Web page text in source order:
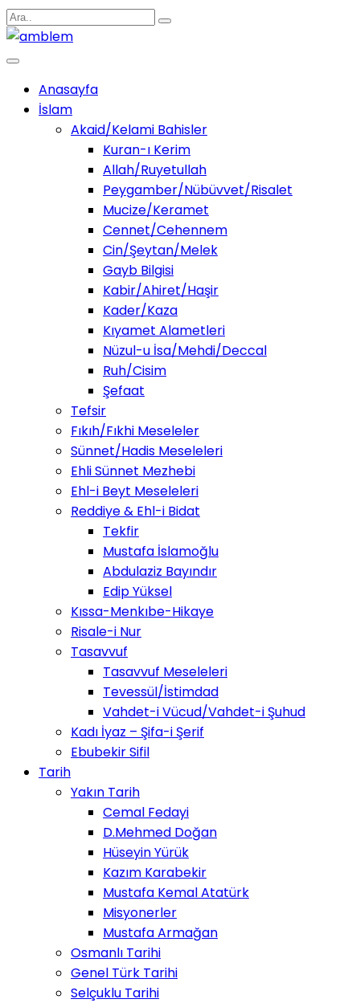
Anasayfa
İslam
Akaid/Kelami Bahisler
Kuran-ı Kerim
Allah/Ruyetullah
Peygamber/Nübüvvet/Risalet
Mucize/Keramet
Cennet/Cehennem
Cin/Şeytan/Melek
Gayb Bilgisi
Kabir/Ahiret/Haşir
Kader/Kaza
Kıyamet Alametleri
Nüzul-u İsa/Mehdi/Deccal
Ruh/Cisim
Şefaat
Tefsir
Fıkıh/Fıkhi Meseleler
Sünnet/Hadis Meseleleri
Ehli Sünnet Mezhebi
Ehl-i Beyt Meseleleri
Reddiye & Ehl-i Bidat
Tekfir
Mustafa İslamoğlu
Abdulaziz Bayındır
Edip Yüksel
Kıssa-Menkıbe-Hikaye
Risale-i Nur
Tasavvuf
Tasavvuf Meseleleri
Tevessül/İstimdad
Vahdet-i Vücud/Vahdet-i Şuhud
Kadı İyaz – Şifa-i Şerif
Ebubekir Sifil
Tarih
Yakın Tarih
Cemal Fedayi
D.Mehmed Doğan
Hüseyin Yürük
Kazım Karabekir
Mustafa Kemal Atatürk
Misyonerler
Mustafa Armağan
Osmanlı Tarihi
Genel Türk Tarihi
Selçuklu Tarihi